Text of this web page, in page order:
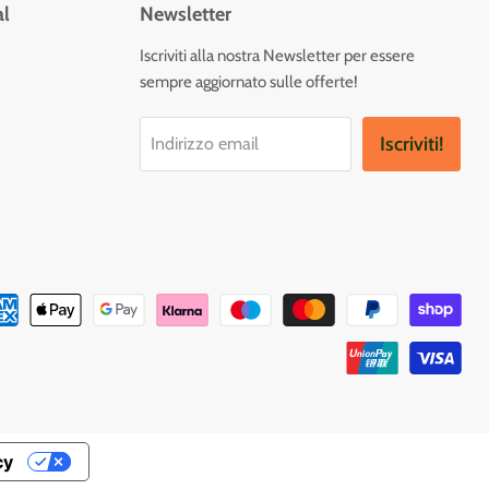
Newsletter
Iscriviti alla nostra Newsletter per essere
sempre aggiornato sulle offerte!
Indirizzo email Iscriviti!